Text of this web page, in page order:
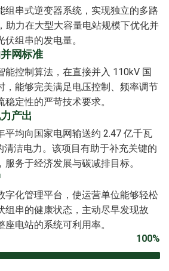
组串式逆变器系统，实现独立的多路
助力在大型大容量电站规模下优化并
组串的发电量。
网标准
能控制算法，在直接并入 110kV 国
，能够完美满足电压控制、频率调节
稳定性的严苛技术要求。
产出
平均向国家电网输送约 2.47 亿千瓦
清洁电力。该项目有助于补充关键的
服务于经济发展与碳减排目标。
字化管理平台，使运营单位能够轻松
组串的健康状态，主动尽早发现故
座电站的系统可利用率。
100%